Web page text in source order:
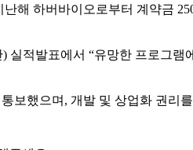
해 하버바이오로부터 계약금
실적발표에서 “유망한 프로그
보했으며, 개발 및 상업화 권